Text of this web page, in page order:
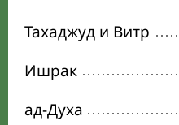
Тахаджуд и Витр
Ишрак
ад-Духа